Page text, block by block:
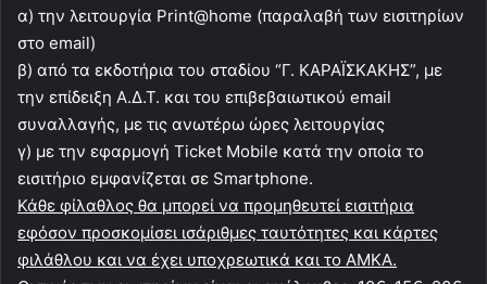
α) την λειτουργία Print@home (παραλαβή των εισιτηρίων
στο email)
β) από τα εκδοτήρια του σταδίου “Γ. ΚΑΡΑΪΣΚΑΚΗΣ”, με
την επίδειξη Α.Δ.Τ. και του επιβεβαιωτικού email
συναλλαγής, με τις ανωτέρω ώρες λειτουργίας
γ) με την εφαρμογή Ticket Mobile κατά την οποία το
εισιτήριο εμφανίζεται σε Smartphone.
Κάθε φίλαθλος θα μπορεί να προμηθευτεί εισιτήρια
εφόσον προσκομίσει ισάριθμες ταυτότητες και κάρτες
φιλάθλου και να έχει υποχρεωτικά και το ΑΜΚΑ.